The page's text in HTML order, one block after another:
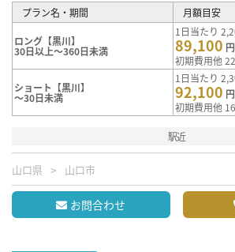
プラン名・期間 月額目安
ロング【黒川】
30日以上～360日未満
1日当たり
89,100
初期費用他
ショート【黒川】
～30日未満
1日当たり
92,100
初期費用他
駅近
山口県 山口市
お問合わせ